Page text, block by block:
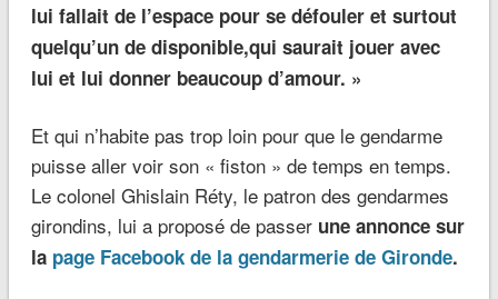
lui fallait de l’espace pour se défouler et surtout
quelqu’un de disponible,qui saurait jouer avec
lui et lui donner beaucoup d’amour. »
Et qui n’habite pas trop loin pour que le gendarme
puisse aller voir son « fiston » de temps en temps.
Le colonel Ghislain Réty, le patron des gendarmes
girondins, lui a proposé de passerune annonce sur
la page Facebook de la gendarmerie de Gironde.